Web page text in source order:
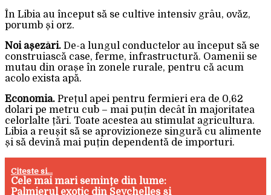
În Libia au început să se cultive intensiv grâu, ovăz,
porumb și orz.
Noi așezări. De-a lungul conductelor au început să se
construiască case, ferme, infrastructură. Oamenii se
mutau din orașe în zonele rurale, pentru că acum
acolo exista apă.
Economia. Prețul apei pentru fermieri era de 0,62
dolari pe metru cub – mai puțin decât în majoritatea
celorlalte țări. Toate acestea au stimulat agricultura.
Libia a reușit să se aprovizioneze singură cu alimente
și să devină mai puțin dependentă de importuri.
Citeste si...
Cele mai mari semințe din lume:
Palmierul exotic din Seychelles și